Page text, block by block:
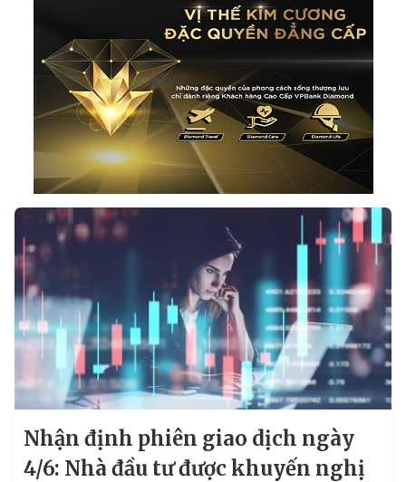
Nhận định phiên giao dịch ngày
4/6: Nhà đầu tư được khuyến nghị